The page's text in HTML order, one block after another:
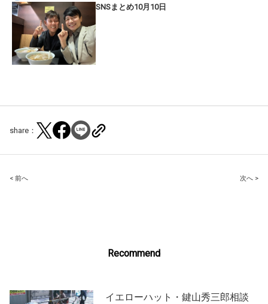
SNSまとめ10月10日
share：
Post
< 前へ 次へ >
Recommend
イエローハット・鍵山秀三郎相談